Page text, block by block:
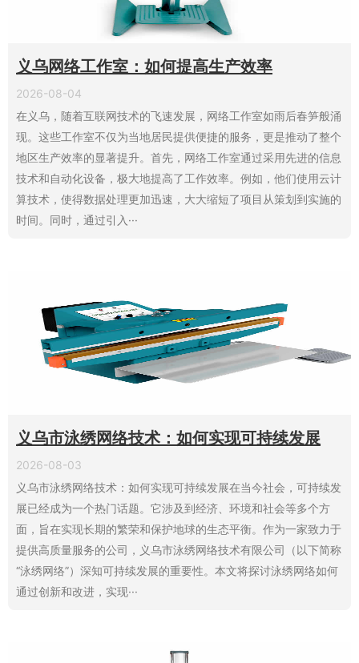
义乌网络工作室：如何提高生产效率
2026-08-04
在义乌，随着互联网技术的飞速发展，网络工作室如雨后春笋般涌
现。这些工作室不仅为当地居民提供便捷的服务，更是推动了整个
地区生产效率的显著提升。首先，网络工作室通过采用先进的信息
技术和自动化设备，极大地提高了工作效率。例如，他们使用云计
算技术，使得数据处理更加迅速，大大缩短了项目从策划到实施的
时间。同时，通过引入···
义乌市泳绣网络技术：如何实现可持续发展
2026-08-03
义乌市泳绣网络技术：如何实现可持续发展在当今社会，可持续发
展已经成为一个热门话题。它涉及到经济、环境和社会等多个方
面，旨在实现长期的繁荣和保护地球的生态平衡。作为一家致力于
提供高质量服务的公司，义乌市泳绣网络技术有限公司（以下简称
“泳绣网络”）深知可持续发展的重要性。本文将探讨泳绣网络如何
通过创新和改进，实现···